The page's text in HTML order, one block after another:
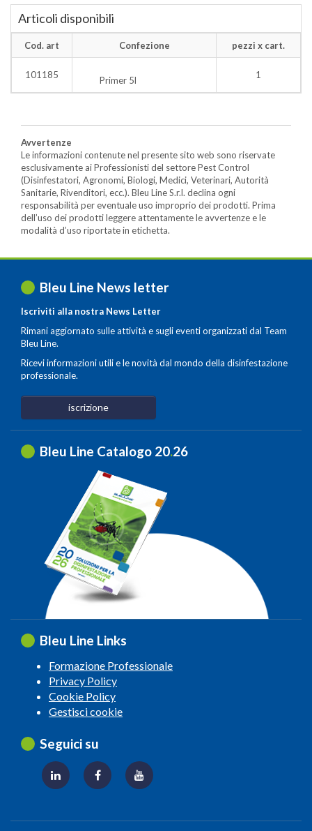
Articoli disponibili
Cod. art Confezione pezzi x cart.
101185 Primer 5l 1
Avvertenze
Le informazioni contenute nel presente sito web sono riservate
esclusivamente ai Professionisti del settore Pest Control
(Disinfestatori, Agronomi, Biologi, Medici, Veterinari, Autorità
Sanitarie, Rivenditori, ecc.). Bleu Line S.r.l. declina ogni
responsabilità per eventuale uso improprio dei prodotti. Prima
dell’uso dei prodotti leggere attentamente le avvertenze e le
modalità d’uso riportate in etichetta.
Bleu Line News letter
Iscriviti alla nostra News Letter
Rimani aggiornato sulle attività e sugli eventi organizzati dal Team
Bleu Line.
Ricevi informazioni utili e le novità dal mondo della disinfestazione
professionale.
iscrizione
Bleu Line Catalogo 20.26
Bleu Line Links
Formazione Professionale
Privacy Policy
Cookie Policy
Gestisci cookie
Seguici su